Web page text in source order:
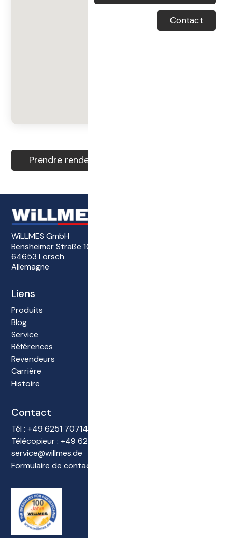
Contact
Prendre rendez-vous
WiLLMES GmbH
Bensheimer Straße 101
64653 Lorsch
Allemagne
Liens
Produits
Blog
Service
Références
Revendeurs
Carrière
Histoire
Contact
Tél : +49 6251 70714-0
Télécopieur : +49 6251 70714-22
service@willmes.de
Formulaire de contact